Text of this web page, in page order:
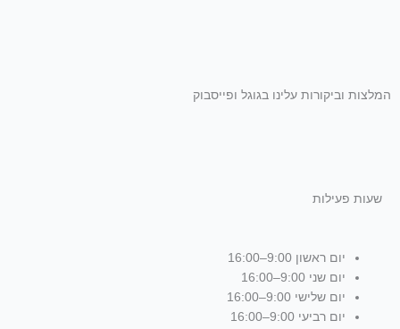
המלצות וביקורות עלינו בגוגל ופייסבוק
שעות פעילות
יום ראשון 9:00–16:00
יום שני 9:00–16:00
יום שלישי 9:00–16:00
יום רביעי 9:00–16:00